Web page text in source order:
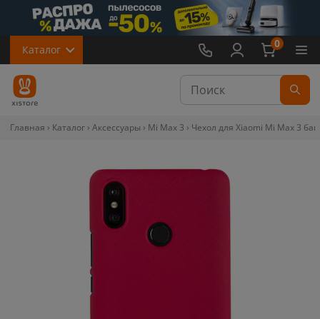
Каталог 0
Главная Каталог Аксессуары Mi Max 3 Чехол для Xiaomi Mi Max 3